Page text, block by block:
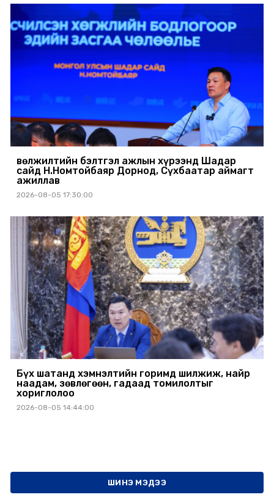
Өвөлжилтийн бэлтгэл ажлын хүрээнд Шадар
сайд Н.Номтойбаяр Дорнод, Сүхбаатар аймагт
ажиллав
2026-08-05 17:30:00
Бүх шатанд хэмнэлтийн горимд шилжиж, найр
наадам, зөвлөгөөн, гадаад томилолтыг
хориглолоо
2026-08-05 14:44:00
ШИНЭ МЭДЭЭ